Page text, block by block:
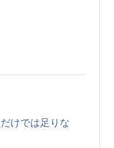
けでは足りな